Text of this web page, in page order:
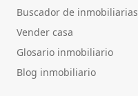
Buscador de inmobiliarias
Vender casa
Glosario inmobiliario
Blog inmobiliario